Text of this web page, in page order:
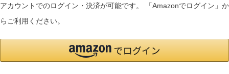
アカウントでのログイン・決済が可能です。 「Amazonでログイン」か
らご利用ください。